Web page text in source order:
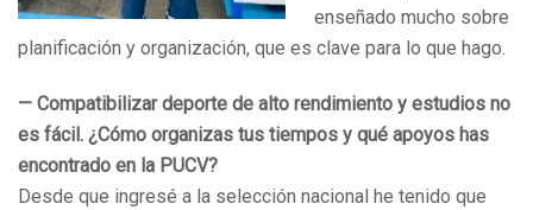
enseñado mucho sobre
planificación y organización, que es clave para lo que hago.
— Compatibilizar deporte de alto rendimiento y estudios no
es fácil. ¿Cómo organizas tus tiempos y qué apoyos has
encontrado en la PUCV?
Desde que ingresé a la selección nacional he tenido que